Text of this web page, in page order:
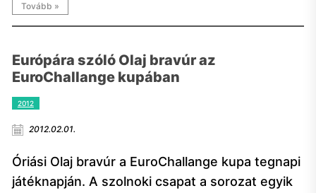
Tovább »
Európára szóló Olaj bravúr az
EuroChallange kupában
2012
2012.02.01.
Óriási Olaj bravúr a EuroChallange kupa tegnapi
játéknapján. A szolnoki csapat a sorozat egyik